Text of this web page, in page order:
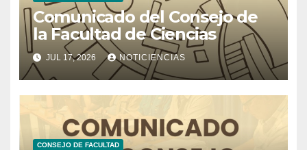
Comunicado del Consejo de
la Facultad de Ciencias
JUL 17, 2026 NOTICIENCIAS
CONSEJO DE FACULTAD